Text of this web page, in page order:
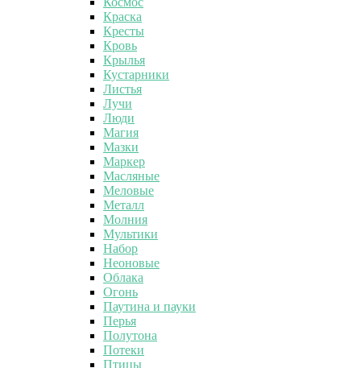
Краска
Кресты
Кровь
Крылья
Кустарники
Листья
Лучи
Люди
Магия
Мазки
Маркер
Масляные
Меловые
Металл
Молния
Мультики
Набор
Неоновые
Облака
Огонь
Паутина и пауки
Перья
Полутона
Потеки
Птицы